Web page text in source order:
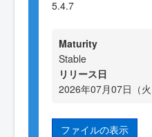
5.4.7
Maturity
Stable
リリース日
2026年07月07日（
ファイルの表示